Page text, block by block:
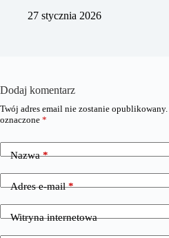
27 stycznia 2026
Dodaj komentarz
Twój adres email nie zostanie opublikowany.
oznaczone *
Nazwa*
Adres e-mail*
Witryna internetowa